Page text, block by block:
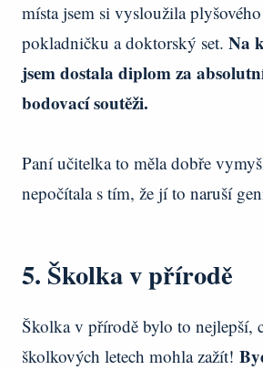
místa jsem si vysloužila
pokladničku a doktorský set. Na
jsem dostala diplom za
bodovací soutěži.
Paní učitelka to měla dobře
nepočítala s tím, že jí to naruší
5. Školka v přírodě
Školka v přírodě bylo to nejlepší,
školkových letech mohla zažít!